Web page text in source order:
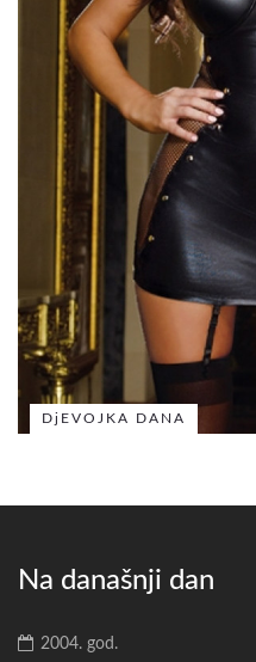
DjEVOJKA DANA
Na današnji dan
2004. god.